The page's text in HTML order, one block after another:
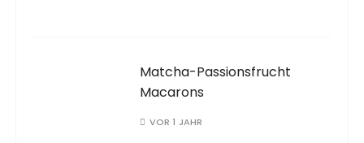
Matcha-Passionsfrucht
Macarons
VOR 1 JAHR